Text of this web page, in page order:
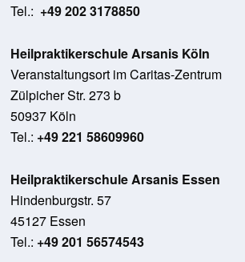
Tel.: +49 202 3178850
Heilpraktikerschule Arsanis Köln
Veranstaltungsort im Caritas-Zentrum
Zülpicher Str. 273 b
50937 Köln
Tel.: +49 221 58609960
Heilpraktikerschule Arsanis Essen
Hindenburgstr. 57
45127 Essen
Tel.: +49 201 56574543